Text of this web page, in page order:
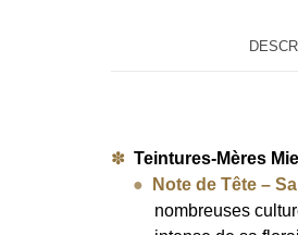
Teintures-Mères
Note de Tête –
nombreuses